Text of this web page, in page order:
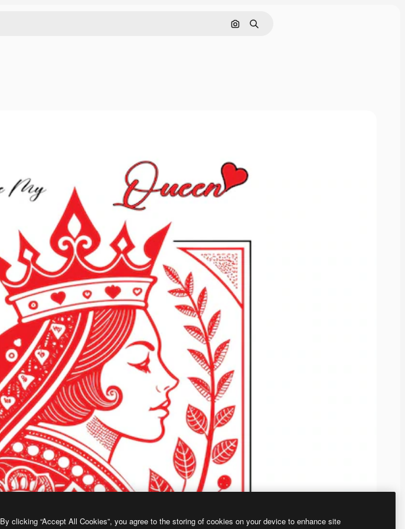
画像で検索
検索
By clicking “Accept All Cookies”, you agree to the storing of cookies on your device to enhance site